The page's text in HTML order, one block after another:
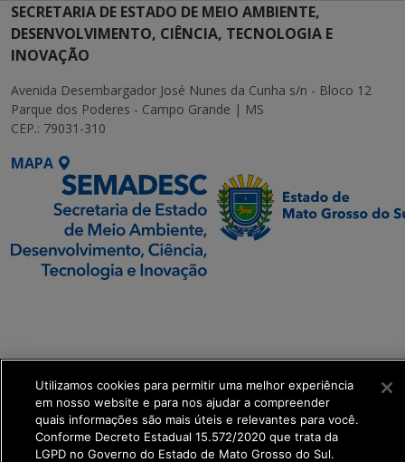
SECRETARIA DE ESTADO DE MEIO AMBIENTE,
DESENVOLVIMENTO, CIÊNCIA, TECNOLOGIA E
INOVAÇÃO
Avenida Desembargador José Nunes da Cunha s/n - Bloco 12
Parque dos Poderes - Campo Grande | MS
CEP.: 79031-310
MAPA
get_footer();
Utilizamos cookies para permitir uma melhor experiência
em nosso website e para nos ajudar a compreender
quais informações são mais úteis e relevantes para você.
Conforme Decreto Estadual 15.572/2020 que trata da
LGPD no Governo do Estado de Mato Grosso do Sul.